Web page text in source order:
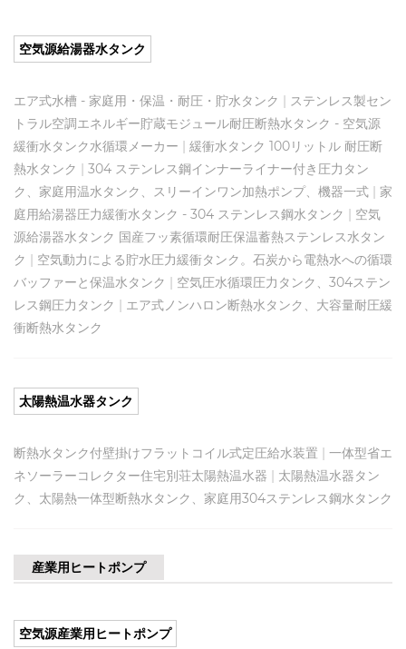
空気源給湯器水タンク
エア式水槽 - 家庭用・保温・耐圧・貯水タンク | ステンレス製セン
トラル空調エネルギー貯蔵モジュール耐圧断熱水タンク - 空気源
緩衝水タンク水循環メーカー | 緩衝水タンク 100リットル 耐圧断
熱水タンク | 304 ステンレス鋼インナーライナー付き圧力タン
ク、家庭用温水タンク、スリーインワン加熱ポンプ、機器一式 | 家
庭用給湯器圧力緩衝水タンク - 304 ステンレス鋼水タンク | 空気
源給湯器水タンク 国産フッ素循環耐圧保温蓄熱ステンレス水タン
ク | 空気動力による貯水圧力緩衝タンク。石炭から電熱水への循環
バッファーと保温水タンク | 空気圧水循環圧力タンク、304ステン
レス鋼圧力タンク | エア式ノンハロン断熱水タンク、大容量耐圧緩
衝断熱水タンク
太陽熱温水器タンク
断熱水タンク付壁掛けフラットコイル式定圧給水装置 | 一体型省エ
ネソーラーコレクター住宅別荘太陽熱温水器 | 太陽熱温水器タン
ク、太陽熱一体型断熱水タンク、家庭用304ステンレス鋼水タンク
産業用ヒートポンプ
空気源産業用ヒートポンプ